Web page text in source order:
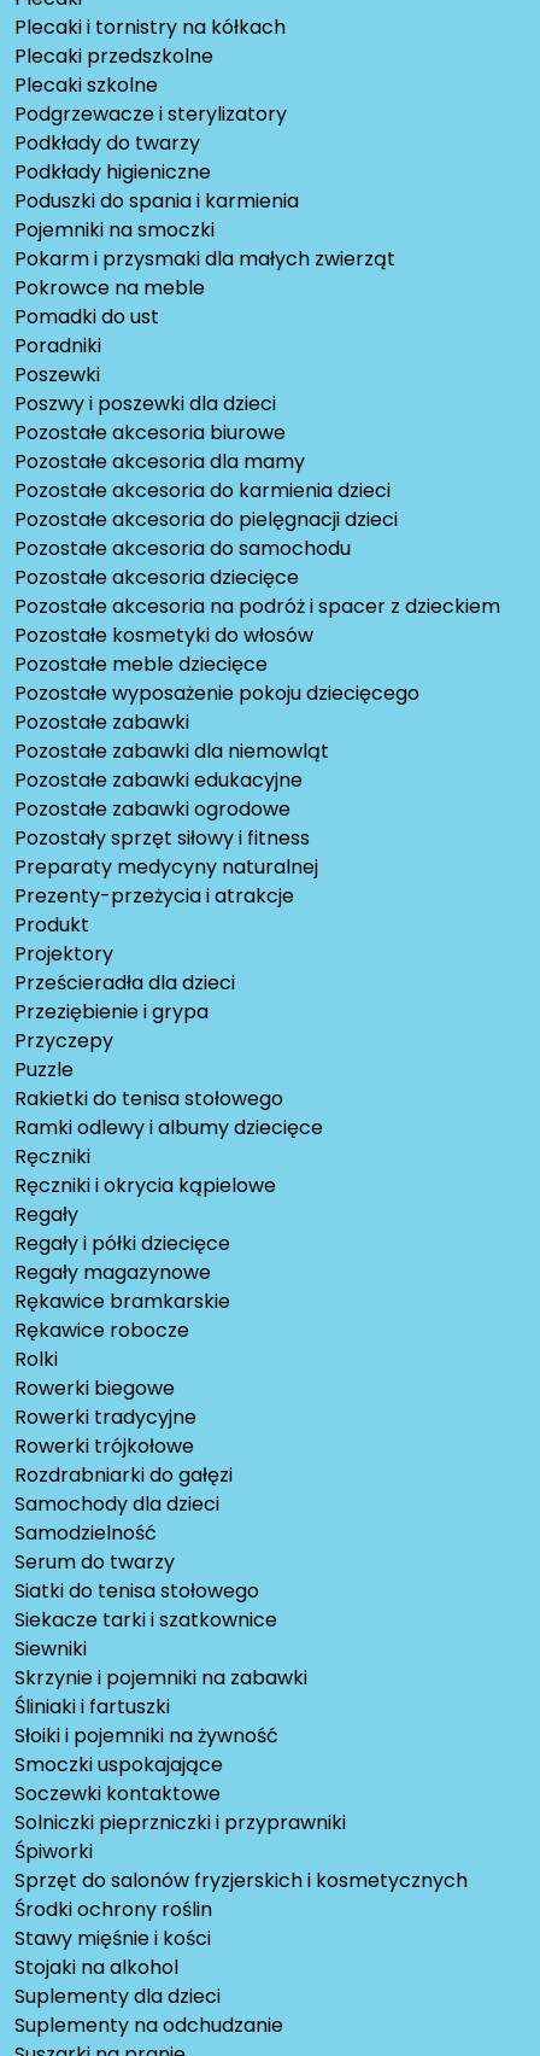
Plecaki i tornistry na kółkach
Plecaki przedszkolne
Plecaki szkolne
Podgrzewacze i sterylizatory
Podkłady do twarzy
Podkłady higieniczne
Poduszki do spania i karmienia
Pojemniki na smoczki
Pokarm i przysmaki dla małych zwierząt
Pokrowce na meble
Pomadki do ust
Poradniki
Poszewki
Poszwy i poszewki dla dzieci
Pozostałe akcesoria biurowe
Pozostałe akcesoria dla mamy
Pozostałe akcesoria do karmienia dzieci
Pozostałe akcesoria do pielęgnacji dzieci
Pozostałe akcesoria do samochodu
Pozostałe akcesoria dziecięce
Pozostałe akcesoria na podróż i spacer z dzieckiem
Pozostałe kosmetyki do włosów
Pozostałe meble dziecięce
Pozostałe wyposażenie pokoju dziecięcego
Pozostałe zabawki
Pozostałe zabawki dla niemowląt
Pozostałe zabawki edukacyjne
Pozostałe zabawki ogrodowe
Pozostały sprzęt siłowy i fitness
Preparaty medycyny naturalnej
Prezenty-przeżycia i atrakcje
Produkt
Projektory
Prześcieradła dla dzieci
Przeziębienie i grypa
Przyczepy
Puzzle
Rakietki do tenisa stołowego
Ramki odlewy i albumy dziecięce
Ręczniki
Ręczniki i okrycia kąpielowe
Regały
Regały i półki dziecięce
Regały magazynowe
Rękawice bramkarskie
Rękawice robocze
Rolki
Rowerki biegowe
Rowerki tradycyjne
Rowerki trójkołowe
Rozdrabniarki do gałęzi
Samochody dla dzieci
Samodzielność
Serum do twarzy
Siatki do tenisa stołowego
Siekacze tarki i szatkownice
Siewniki
Skrzynie i pojemniki na zabawki
Śliniaki i fartuszki
Słoiki i pojemniki na żywność
Smoczki uspokajające
Soczewki kontaktowe
Solniczki pieprzniczki i przyprawniki
Śpiworki
Sprzęt do salonów fryzjerskich i kosmetycznych
Środki ochrony roślin
Stawy mięśnie i kości
Stojaki na alkohol
Suplementy dla dzieci
Suplementy na odchudzanie